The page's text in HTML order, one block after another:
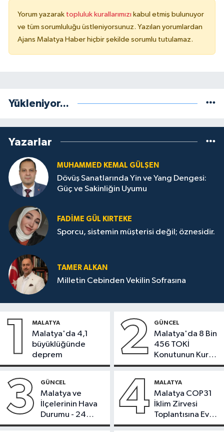
Yorum yazarak topluluk kurallarımızı kabul etmiş bulunuyor
ve tüm sorumluluğu üstleniyorsunuz. Yazılan yorumlardan
Ajans Malatya Haber hiçbir şekilde sorumlu tutulamaz.
Yükleniyor...
Yazarlar
MUHAMMED KEMAL GÜLŞEN
Dövüş Sanatlarında Yin ve Yang Dengesi:
Güç ve Sakinliğin Uyumu
FADIME GÜL KIRTEKE
Sporcu, sistemin müşterisi değil; öznesidir.
TAMER ALKAN
Milletin Cebinden Vekilin Sofrasına
1 MALATYA
Malatya'da 4,1
büyüklüğünde
deprem
2 GÜNCEL
Malatya'da 8 Bin
456 TOKİ
Konutunun Kurası
Bugün Çekiliyor
3 GÜNCEL
Malatya ve
İlçelerinin Hava
Durumu - 24
Temmuz 2026
4 MALATYA
Malatya COP31
İklim Zirvesi
Toplantısına Ev
Sahipliği Yaptı